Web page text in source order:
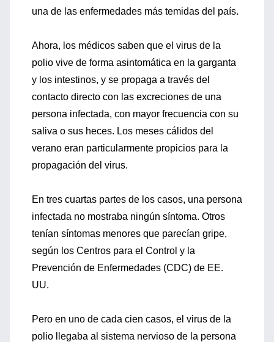
una de las enfermedades más temidas del país.
Ahora, los médicos saben que el virus de la
polio vive de forma asintomática en la garganta
y los intestinos, y se propaga a través del
contacto directo con las excreciones de una
persona infectada, con mayor frecuencia con su
saliva o sus heces. Los meses cálidos del
verano eran particularmente propicios para la
propagación del virus.
En tres cuartas partes de los casos, una persona
infectada no mostraba ningún síntoma. Otros
tenían síntomas menores que parecían gripe,
según los Centros para el Control y la
Prevención de Enfermedades (CDC) de EE.
UU.
Pero en uno de cada cien casos, el virus de la
polio llegaba al sistema nervioso de la persona